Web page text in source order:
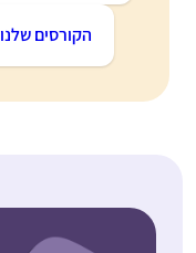
הקורסים שלנו